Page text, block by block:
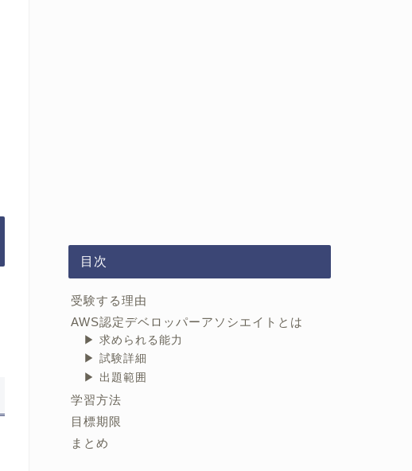
目次
受験する理由
AWS認定デベロッパーアソシエイトとは
求められる能力
試験詳細
出題範囲
学習方法
目標期限
まとめ